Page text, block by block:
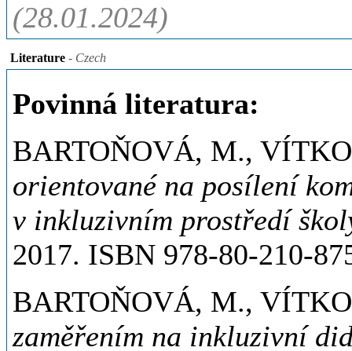
(28.01.2024)
Literature - Czech
Povinná literatura:
BARTOŇOVÁ, M.,
orientované na posílení
v inkluzivním prostředí
2017. ISBN 978-80-210-
BARTOŇOVÁ, M.,
zaměřením na inkluzivní